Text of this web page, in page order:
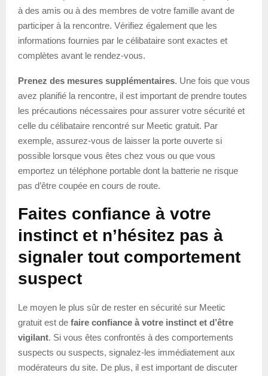
à des amis ou à des membres de votre famille avant de
participer à la rencontre. Vérifiez également que les
informations fournies par le célibataire sont exactes et
complètes avant le rendez-vous.
Prenez des mesures supplémentaires. Une fois que vous
avez planifié la rencontre, il est important de prendre toutes
les précautions nécessaires pour assurer votre sécurité et
celle du célibataire rencontré sur Meetic gratuit. Par
exemple, assurez-vous de laisser la porte ouverte si
possible lorsque vous êtes chez vous ou que vous
emportez un téléphone portable dont la batterie ne risque
pas d’être coupée en cours de route.
Faites confiance à votre
instinct et n’hésitez pas à
signaler tout comportement
suspect
Le moyen le plus sûr de rester en sécurité sur Meetic
gratuit est de faire confiance à votre instinct et d’être
vigilant. Si vous êtes confrontés à des comportements
suspects ou suspects, signalez-les immédiatement aux
modérateurs du site. De plus, il est important de discuter